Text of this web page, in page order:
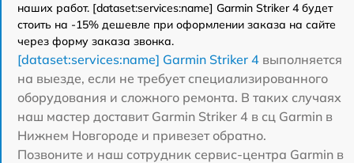
наших работ. [dataset:services:name] Garmin Striker 4 будет
стоить на -15% дешевле при оформлении заказа на сайте
через форму заказа звонка.
[dataset:services:name] Garmin Striker 4 выполняется
на выезде, если не требует специализированного
оборудования и сложного ремонта. В таких случаях
наш мастер доставит Garmin Striker 4 в сц Garmin в
Нижнем Новгороде и привезет обратно.
Позвоните и наш сотрудник сервис-центра Garmin в